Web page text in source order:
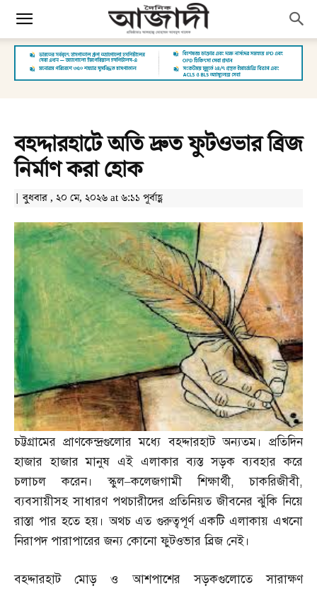
বহদ্দারহাটে অতি দ্রুত ফুটওভার ব্রিজ
নির্মাণ করা হোক
| বুধবার , ২০ মে, ২০২৬ at ৬:১১ পূর্বাহ্ণ
চট্টগ্রামের প্রাণকেন্দ্রগুলোর মধ্যে বহদ্দারহাট অন্যতম। প্রতিদিন
হাজার হাজার মানুষ এই এলাকার ব্যস্ত সড়ক ব্যবহার করে
চলাচল করেন। স্কুল–কলেজগামী শিক্ষার্থী,চাকরিজীবী,
ব্যবসায়ীসহ সাধারণ পথচারীদের প্রতিনিয়ত জীবনের ঝুঁকি নিয়ে
রাস্তা পার হতে হয়। অথচ এত গুরুত্বপূর্ণ একটি এলাকায় এখনো
নিরাপদ পারাপারের জন্য কোনো ফুটওভার ব্রিজ নেই।
বহদ্দারহাট মোড় ও আশপাশের সড়কগুলোতে সারাক্ষণ